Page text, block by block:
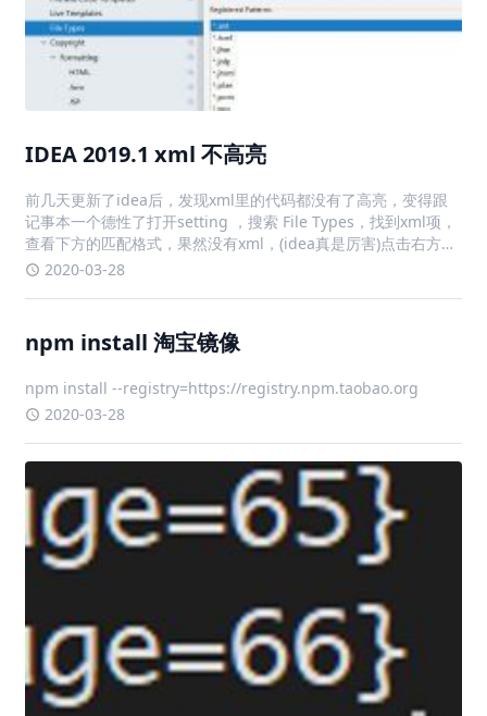
IDEA 2019.1 xml 不高亮
前几天更新了idea后，发现xml里的代码都没有了高亮，变得跟
记事本一个德性了打开setting ，搜索 File Types，找到xml项，
查看下方的匹配格式，果然没有xml，(idea真是厉害)点击右方的
+，输入*.xml，点击ok，解决问题
2020-03-28
npm install 淘宝镜像
npm install --registry=https://registry.npm.taobao.org
2020-03-28